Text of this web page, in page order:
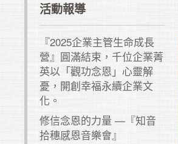
活動報導
『2025企業主管生命成長
營』圓滿結束，千位企業菁
英以「觀功念恩」心靈解
憂，開創幸福永續企業文
化。
修信念恩的力量 —『知音
拾穗感恩音樂會』